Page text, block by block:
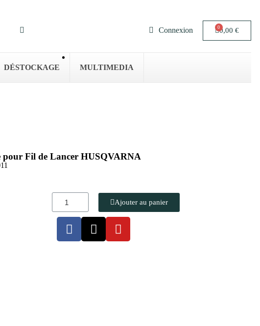
Connexion 0,00 €
DÉSTOCKAGE MULTIMEDIA
pour Fil de Lancer HUSQVARNA
Ajouter au panier